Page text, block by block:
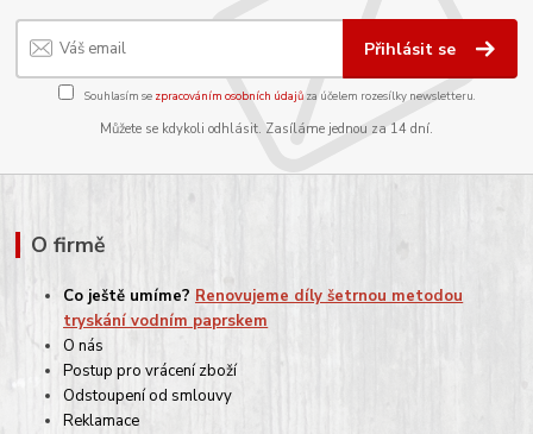
Přihlásit se
Souhlasím se zpracováním osobních údajůza účelem rozesílky newsletteru.
Můžete se kdykoli odhlásit. Zasíláme jednou za 14 dní.
O firmě
Co ještě umíme? Renovujeme díly šetrnou metodou
tryskání vodním paprskem
O nás
Postup pro vrácení zboží
Odstoupení od smlouvy
Reklamace